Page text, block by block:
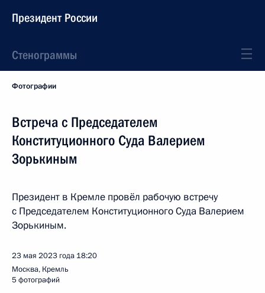
Президент России
Стенограммы
Фотографии
Встреча с Председателем
Конституционного Суда Валерием
Зорькиным
Президент в Кремле провёл рабочую встречу
с Председателем Конституционного Суда Валерием
Зорькиным.
23 мая 2023 года 18:20
Москва, Кремль
5 фотографий